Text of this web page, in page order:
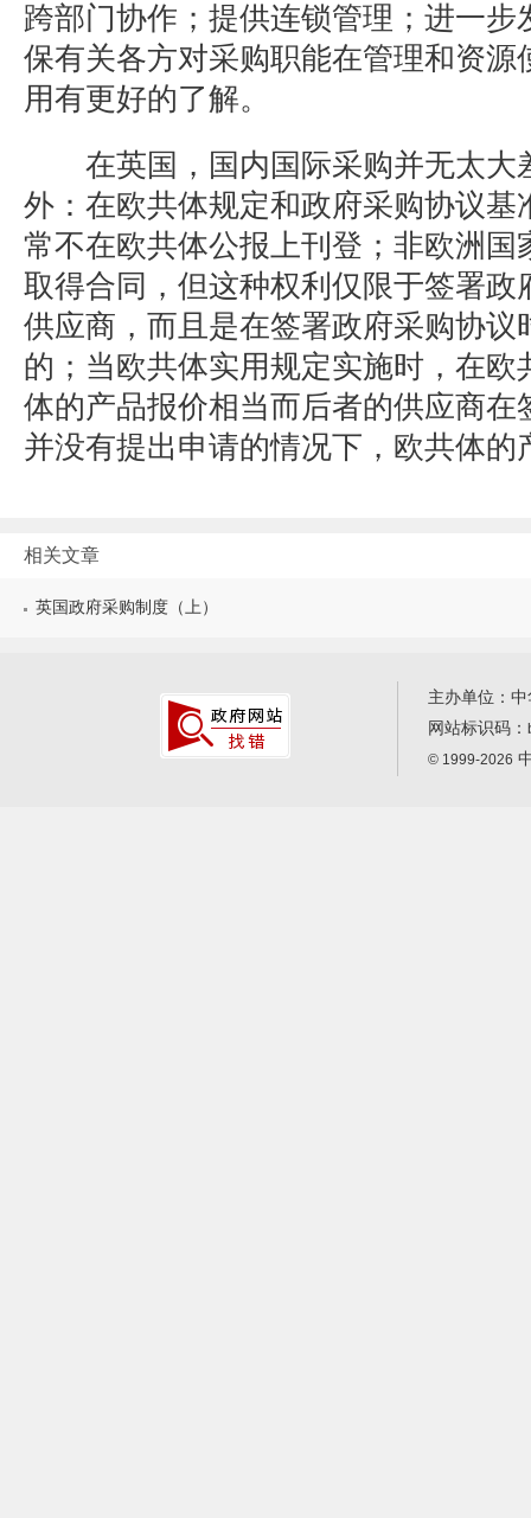
跨部门协作；提供连锁管理；进一步
保有关各方对采购职能在管理和资源
用有更好的了解。
在英国，国内国际采购并无太大
外：在欧共体规定和政府采购协议基
常不在欧共体公报上刊登；非欧洲国
取得合同，但这种权利仅限于签署政
供应商，而且是在签署政府采购协议
的；当欧共体实用规定实施时，在欧
体的产品报价相当而后者的供应商在
并没有提出申请的情况下，欧共体的
相关文章
英国政府采购制度（上）
主办单位：
网站标识码：
© 1999-2026